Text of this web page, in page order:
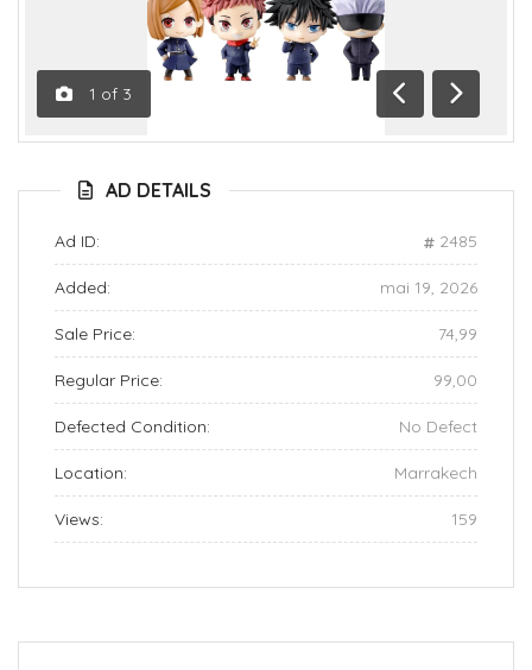
1 of 3
Previous
Next
AD DETAILS
Ad ID: 2485
Added: mai 19, 2026
Sale Price: 74,99
Regular Price: 99,00
Defected Condition: No Defect
Location: Marrakech
Views: 159